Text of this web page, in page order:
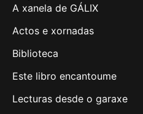
A xanela de GÁLIX
Actos e xornadas
Biblioteca
Este libro encantoume
Lecturas desde o garaxe